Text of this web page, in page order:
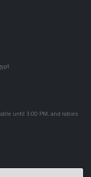
until 3:00 PM, and rabies